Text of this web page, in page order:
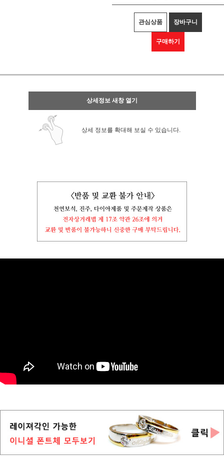
관심상품 장바구니
구매하기
상세정보 새창 열기
상세 정보를 확대해 보실 수 있습니다.